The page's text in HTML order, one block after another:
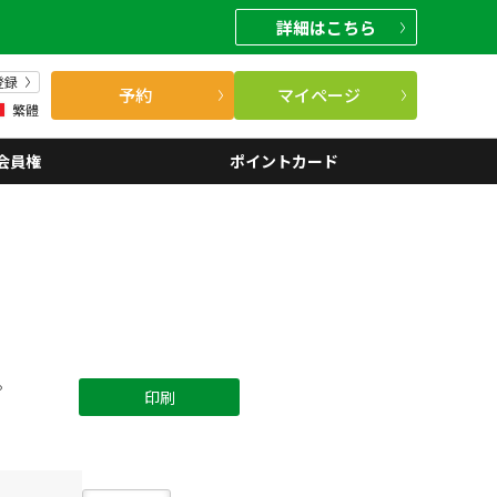
詳細はこちら
録
繁體
予約 マイページ
員権 ポイントカード
印刷